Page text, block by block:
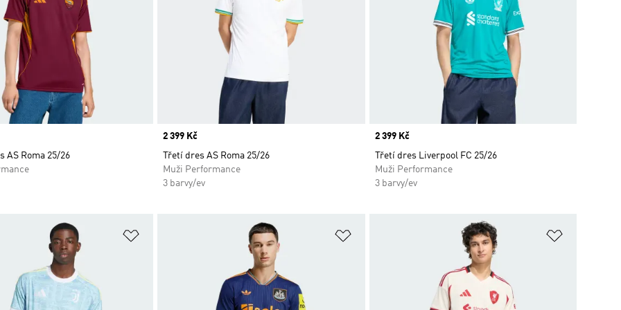
AS Roma 25/26
Price
2 399 Kč
Třetí dres AS Roma 25/26
Muži Performance
3 barvy/ev
Price
2 399 Kč
Třetí dres Liverpool FC 25/26
Muži Performance
3 barvy/ev
Přidat do seznamu přání Přidat do seznamu přání